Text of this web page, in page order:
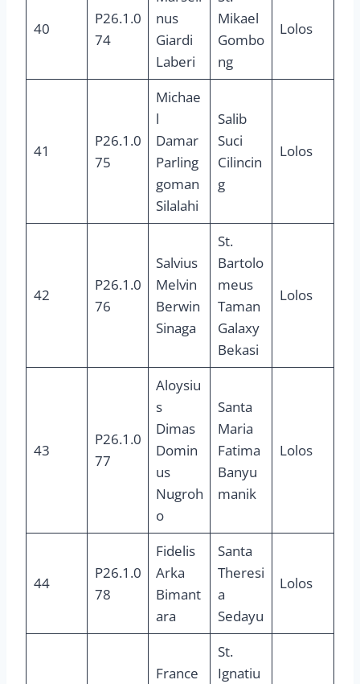
40
P26.1.0
74
nus
Giardi
Laberi
Mikael
Gombo
ng
Lolos
41
P26.1.0
75
Michae
l
Damar
Parling
goman
Silalahi
Salib
Suci
Cilincin
g
Lolos
42
P26.1.0
76
Salvius
Melvin
Berwin
Sinaga
St.
Bartolo
meus
Taman
Galaxy
Bekasi
Lolos
43
P26.1.0
77
Aloysiu
s
Dimas
Domin
us
Nugroh
o
Santa
Maria
Fatima
Banyu
manik
Lolos
44
P26.1.0
78
Fidelis
Arka
Bimant
ara
Santa
Theresi
a
Sedayu
Lolos
France
St.
Ignatiu